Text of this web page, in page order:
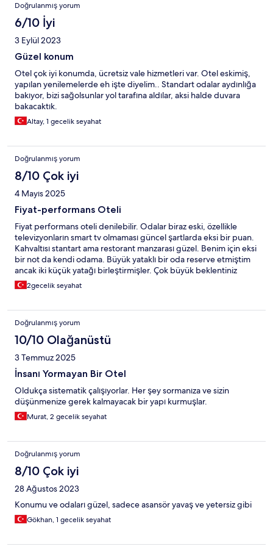
Doğrulanmış yorum
6/10 İyi
3 Eylül 2023
Güzel konum
Otel çok iyi konumda, ücretsiz vale hizmetleri var. Otel eskimiş,
yapılan yenilemelerde eh işte diyelim.. Standart odalar aydınlığa
bakıyor, bizi sağolsunlar yol tarafına aldılar, aksi halde duvara
bakacaktık.
Altay, 1 gecelik seyahat
Doğrulanmış yorum
8/10 Çok iyi
4 Mayıs 2025
Fiyat-performans Oteli
Fiyat performans oteli denilebilir. Odalar biraz eski, özellikle
televizyonların smart tv olmaması güncel şartlarda eksi bir puan.
Kahvaltısı stantart ama restorant manzarası güzel. Benim için eksi
bir not da kendi odama. Büyük yataklı bir oda reserve etmiştim
ancak iki küçük yatağı birleştirmişler. Çok büyük beklentiniz
yokda kalınabilir bir otel.
2gecelik seyahat
Doğrulanmış yorum
10/10 Olağanüstü
3 Temmuz 2025
İnsanı Yormayan Bir Otel
Oldukça sistematik çalışıyorlar. Her şey sormanıza ve sizin
düşünmenize gerek kalmayacak bir yapı kurmuşlar.
Murat, 2 gecelik seyahat
Doğrulanmış yorum
8/10 Çok iyi
28 Ağustos 2023
Konumu ve odaları güzel, sadece asansör yavaş ve yetersiz gibi
Gökhan, 1 gecelik seyahat